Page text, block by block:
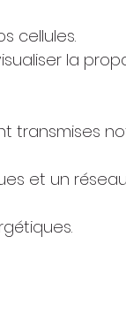
cellules.
la
transmises
et un